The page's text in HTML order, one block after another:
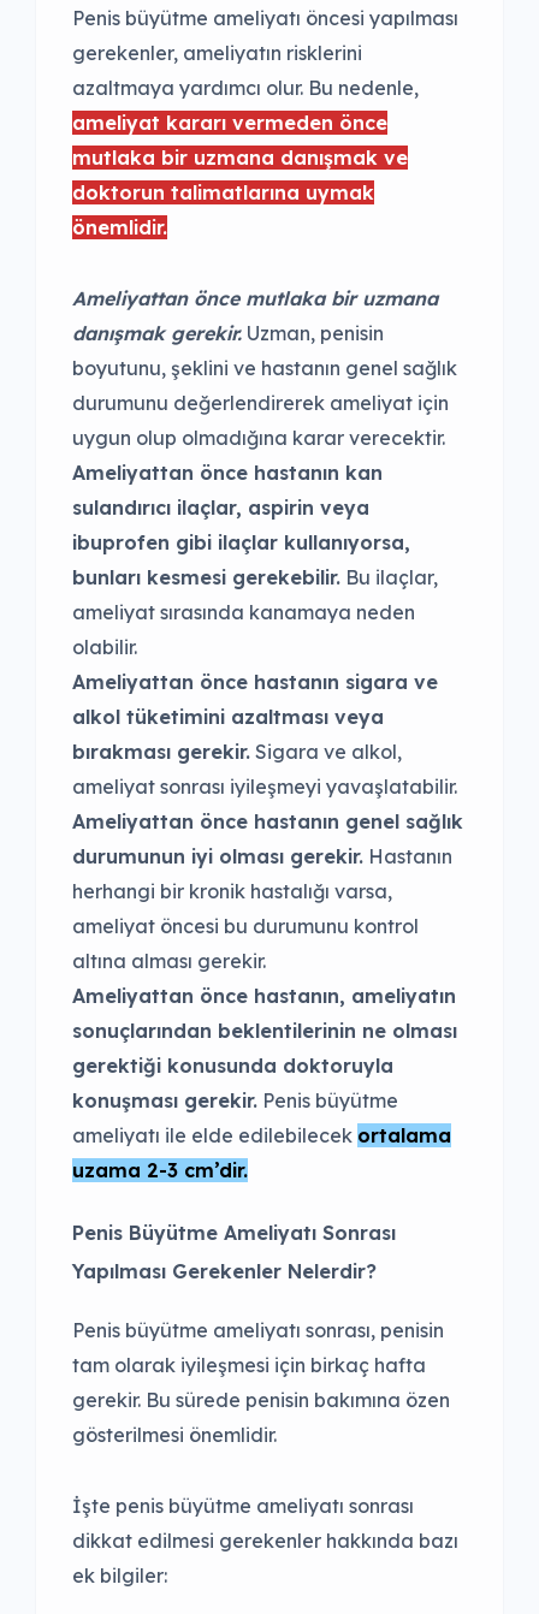
Penis büyütme ameliyatı öncesi yapılması
gerekenler, ameliyatın risklerini
azaltmaya yardımcı olur. Bu nedenle,
ameliyat kararı vermeden önce
mutlaka bir uzmana danışmak ve
doktorun talimatlarına uymak
önemlidir.
Ameliyattan önce mutlaka bir uzmana
danışmak gerekir. Uzman, penisin
boyutunu, şeklini ve hastanın genel sağlık
durumunu değerlendirerek ameliyat için
uygun olup olmadığına karar verecektir.
Ameliyattan önce hastanın kan
sulandırıcı ilaçlar, aspirin veya
ibuprofen gibi ilaçlar kullanıyorsa,
bunları kesmesi gerekebilir. Bu ilaçlar,
ameliyat sırasında kanamaya neden
olabilir.
Ameliyattan önce hastanın sigara ve
alkol tüketimini azaltması veya
bırakması gerekir. Sigara ve alkol,
ameliyat sonrası iyileşmeyi yavaşlatabilir.
Ameliyattan önce hastanın genel sağlık
durumunun iyi olması gerekir. Hastanın
herhangi bir kronik hastalığı varsa,
ameliyat öncesi bu durumunu kontrol
altına alması gerekir.
Ameliyattan önce hastanın, ameliyatın
sonuçlarından beklentilerinin ne olması
gerektiği konusunda doktoruyla
konuşması gerekir. Penis büyütme
ameliyatı ile elde edilebilecek ortalama
uzama 2-3 cm’dir.
Penis Büyütme Ameliyatı Sonrası
Yapılması Gerekenler Nelerdir?
Penis büyütme ameliyatı sonrası, penisin
tam olarak iyileşmesi için birkaç hafta
gerekir. Bu sürede penisin bakımına özen
gösterilmesi önemlidir.
İşte penis büyütme ameliyatı sonrası
dikkat edilmesi gerekenler hakkında bazı
ek bilgiler: